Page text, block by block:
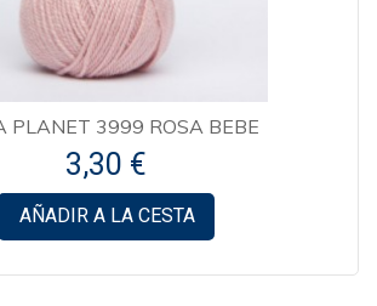
PLANET 3999 ROSA BEBE
3,30 €
AÑADIR A LA CESTA